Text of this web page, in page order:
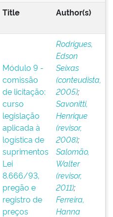
Title Author(s)
Módulo 9 -
comissão
de licitação:
curso
legislação
aplicada à
logística de
suprimentos
Lei
8.666/93,
pregão e
registro de
preços
Rodrigues,
Edson
Seixas
(conteudista,
2005);
Savonitti,
Henrique
(revisor,
2008);
Salomão,
Walter
(revisor,
2011);
Ferreira,
Hanna